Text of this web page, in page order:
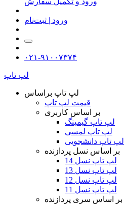
ورود | ثبت‌نام
۰۲۱-۹۱۰۰۷۳۷۴
لپ تاپ
لپ تاپ براساس
قیمت لپ تاپ
بر اساس کاربری
لپ تاپ گیمینگ
لپ تاپ لمسی
لپ تاپ دانشجویی
بر اساس نسل پردازنده
لپ تاپ نسل 14
لپ تاپ نسل 13
لپ تاپ نسل 12
لپ تاپ نسل 11
بر اساس سری پردازنده